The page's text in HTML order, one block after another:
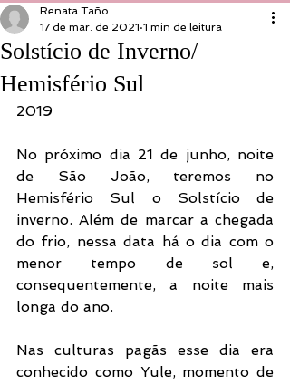
Solstício de Inverno/
Hemisfério Sul
Renata Taño
17 de mar. de 2021 1 min de leitura
2019
No próximo dia 21 de junho, noite
de São João, teremos no
Hemisfério Sul o Solstício de
inverno. Além de marcar a chegada
do frio, nessa data há o dia com o
menor tempo de sol e,
consequentemente, a noite mais
longa do ano.
Nas culturas pagãs esse dia era
conhecido como Yule, momento de